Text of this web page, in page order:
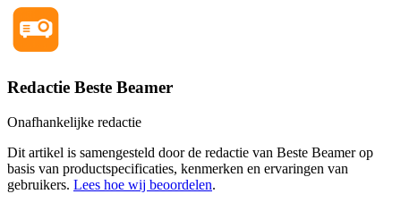
Redactie Beste Beamer
Onafhankelijke redactie
Dit artikel is samengesteld door de redactie van Beste Beamer op
basis van productspecificaties, kenmerken en ervaringen van
gebruikers. Lees hoe wij beoordelen.